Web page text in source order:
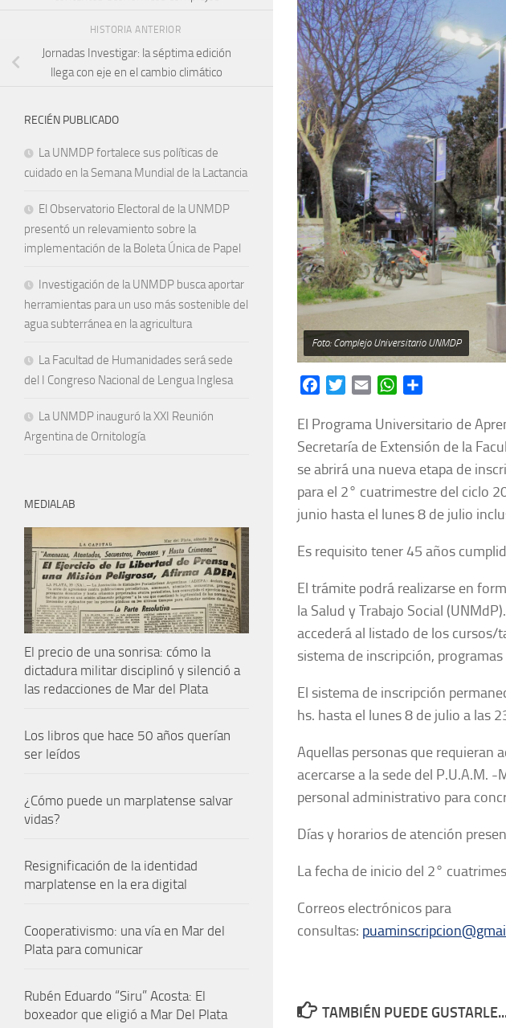
Foto: Complejo Universitario UNMDP
FacebookTwitterEmail WhatsApp
El Programa Universitario de
Secretaría de Extensión de la
se abrirá una nueva etapa de
para el 2° cuatrimestre del ciclo
junio hasta el lunes 8 de julio
Es requisito tener 45 años
El trámite podrá realizarse en
la Salud y Trabajo Social
accederá al listado de los cursos/
sistema de inscripción,
El sistema de inscripción
hs. hasta el lunes 8 de julio a las
Aquellas personas que requieran
acercarse a la sede del P.U.A.M.
personal administrativo para
Días y horarios de atención
La fecha de inicio del 2°
Correos electrónicos para
consultas:
TAMBIÉN PUEDE
HISTORIA ANTERIOR
Jornadas Investigar: la séptima edición
llega con eje en el cambio climático
RECIÉN PUBLICADO
La UNMDP fortalece sus políticas de
cuidado en la Semana Mundial de la Lactancia
El Observatorio Electoral de la UNMDP
presentó un relevamiento sobre la
implementación de la Boleta Única de Papel
Investigación de la UNMDP busca aportar
herramientas para un uso más sostenible del
agua subterránea en la agricultura
La Facultad de Humanidades será sede
del I Congreso Nacional de Lengua Inglesa
La UNMDP inauguró la XXI Reunión
Argentina de Ornitología
MEDIALAB
El precio de una sonrisa: cómo la
dictadura militar disciplinó y silenció a
las redacciones de Mar del Plata
Los libros que hace 50 años querían
ser leídos
¿Cómo puede un marplatense salvar
vidas?
Resignificación de la identidad
marplatense en la era digital
Cooperativismo: una vía en Mar del
Plata para comunicar
Rubén Eduardo “Siru” Acosta: El
boxeador que eligió a Mar Del Plata